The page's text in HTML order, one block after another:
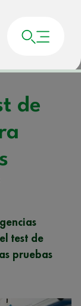
de
test de
pruebas